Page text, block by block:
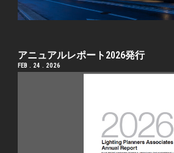
アニュアルレポート2026発行
FEB . 24 . 2026